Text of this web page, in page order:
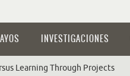
INVESTIGACIONES
Learning Through Projects